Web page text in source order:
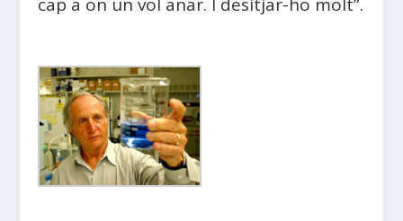
cap a on un vol anar. I desitjar-ho molt”.